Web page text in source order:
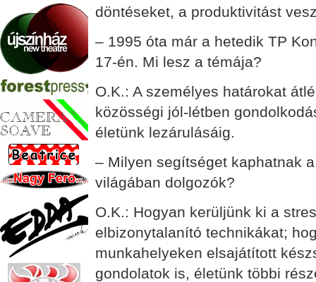
döntéseket, a produktivitást
– 1995 óta már a hetedik TP
17-én. Mi lesz a témája?
O.K.: A személyes határokat
közösségi jól-létben
életünk lezárulásáig.
– Milyen segítséget kaphatnak
világában dolgozók?
O.K.: Hogyan kerüljünk ki a
elbizonytalanító technikákat;
munkahelyeken elsajátított
gondolatok is, életünk többi